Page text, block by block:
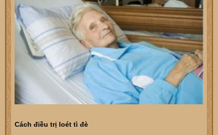
Cách điều trị loét tì đè